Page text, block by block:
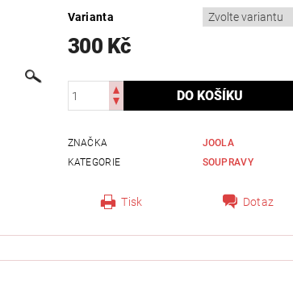
Varianta
300 Kč
ZNAČKA
JOOLA
KATEGORIE
SOUPRAVY
Tisk Dotaz